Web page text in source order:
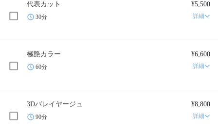
代表カット ¥5,500
30分 詳細
極艶カラー ¥6,600
60分 詳細
3Dバレイヤージュ ¥8,800
90分 詳細